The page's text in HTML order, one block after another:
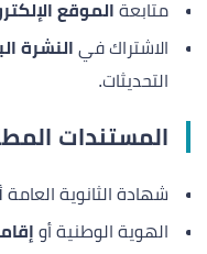
متابعة الموقع
الاشتراك في النشرة
التحديثات.
المستندات
شهادة الثانوية العامة
الهوية الوطنية أو